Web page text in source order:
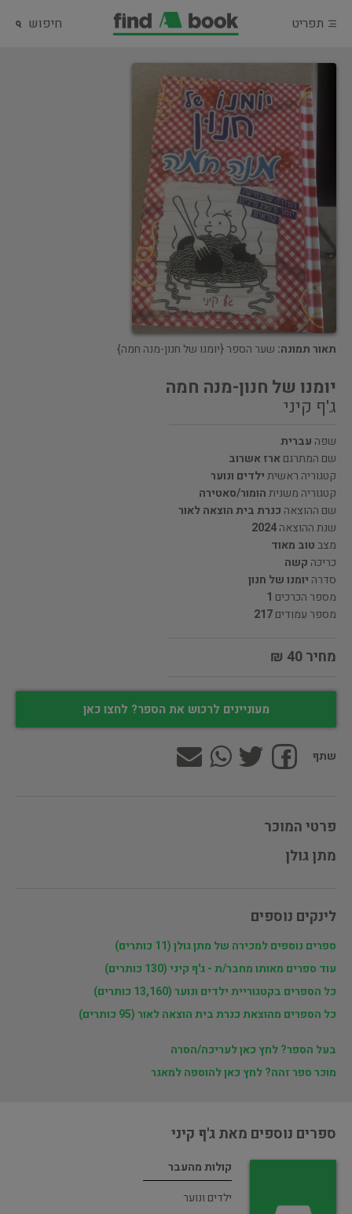
תפריט חיפוש
תאור תמונה: שער הספר {יומנו של חנון-מנה חמה}
יומנו של חנון-מנה חמה
ג'ף קיני
שפה עברית
שם המתרגםארז אשרוב
קטגוריה ראשיתילדים ונוער
קטגוריה משניתהומור/סאטירה
שם ההוצאה כנרת בית הוצאה לאור
שנת ההוצאה2024
מצבטוב מאוד
כריכה קשה
סדרה יומנו של חנון
מספר הכרכים 1
מספר עמודים217
מחיר 40 ₪
מעוניינים לרכוש את הספר? לחצו כאן
שתף
פרטי המוכר
מתן גולן
לינקים נוספים
ספרים נוספים למכירה של מתן גולן (11 כותרים)
עוד ספרים מאותו מחבר/ת - ג'ף קיני (130 כותרים)
כל הספרים בקטגוריית ילדים ונוער (13,160 כותרים)
כל הספרים מהוצאת כנרת בית הוצאה לאור (95 כותרים)
בעל הספר? לחץ כאן לעריכה/הסרה
מוכר ספר זהה? לחץ כאן להוספה למאגר
ספרים נוספים מאת ג'ף קיני
קולות מהעבר
ילדים ונוער